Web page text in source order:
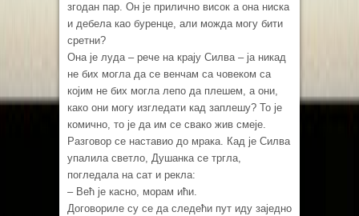
згодан пар. Он је прилично висок а она ниска
и дебела као буренце, али можда могу бити
сретни?
Она је луда – рече на крају Силва – ја никад
не бих могла да се венчам са човеком са
којим не бих могла лепо да плешем, а они,
како они могу изгледати кад заплешу? То је
комично, то је да им се свако жив смеје.
Разговор се наставио до мрака. Кад је Силва
упалила светло, Душанка се тргла,
погледала на сат и рекла:
– Већ је касно, морам ићи.
Договориле су се да следећи пут иду заједно